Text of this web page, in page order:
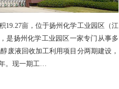
19.27亩，位于扬州化学工业园区（江
是扬州化学工业园区一家专门从事多
废液回收加工利用项目分两期建设，
。现一期工…